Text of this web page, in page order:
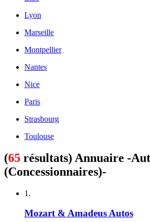
Lyon
Marseille
Montpellier
Nantes
Nice
Paris
Strasbourg
Toulouse
(65 résultats) Annuaire -
(Concessionnaires)-
1.
Mozart & Amadeus Autos